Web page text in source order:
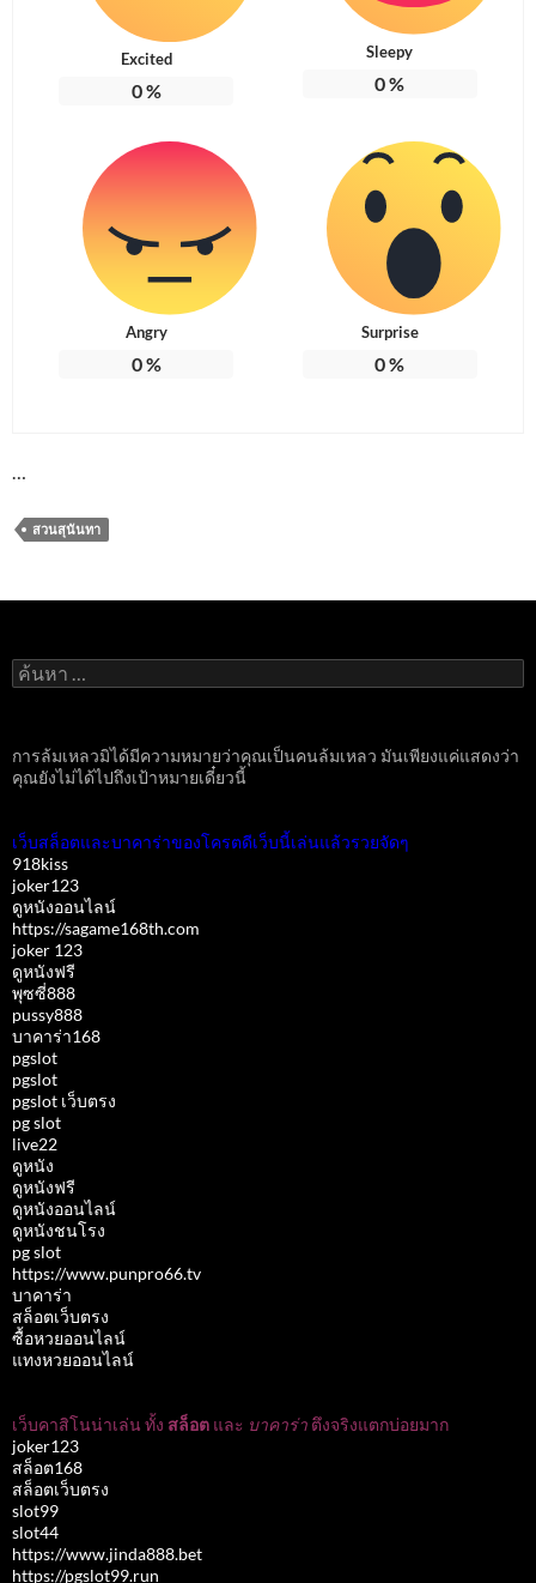
Excited
0%
Sleepy
0%
Angry
0%
Surprise
0%
…
สวนสุนันทา
ค้นหา
สำหรับ:
การล้มเหลวมิได้มีความหมายว่าคุณเป็นคนล้มเหลว มันเพียงแค่แสดงว่า
คุณยังไม่ได้ไปถึงเป้าหมายเดี๋ยวนี้
เว็บสล็อตและบาคาร่าของโครตดีเว็บนี้เล่นแล้วรวยจัดๆ
918kiss
joker123
ดูหนังออนไลน์
https://sagame168th.com
joker 123
ดูหนังฟรี
พุซซี่888
pussy888
บาคาร่า168
pgslot
pgslot
pgslot เว็บตรง
pg slot
live22
ดูหนัง
ดูหนังฟรี
ดูหนังออนไลน์
ดูหนังชนโรง
pg slot
https://www.punpro66.tv
บาคาร่า
สล็อตเว็บตรง
ซื้อหวยออนไลน์
แทงหวยออนไลน์
เว็บคาสิโนน่าเล่น ทั้ง สล็อต และ บาคาร่า ตึงจริงแตกบ่อยมาก
joker123
สล็อต168
สล็อตเว็บตรง
slot99
slot44
https://www.jinda888.bet
https://pgslot99.run